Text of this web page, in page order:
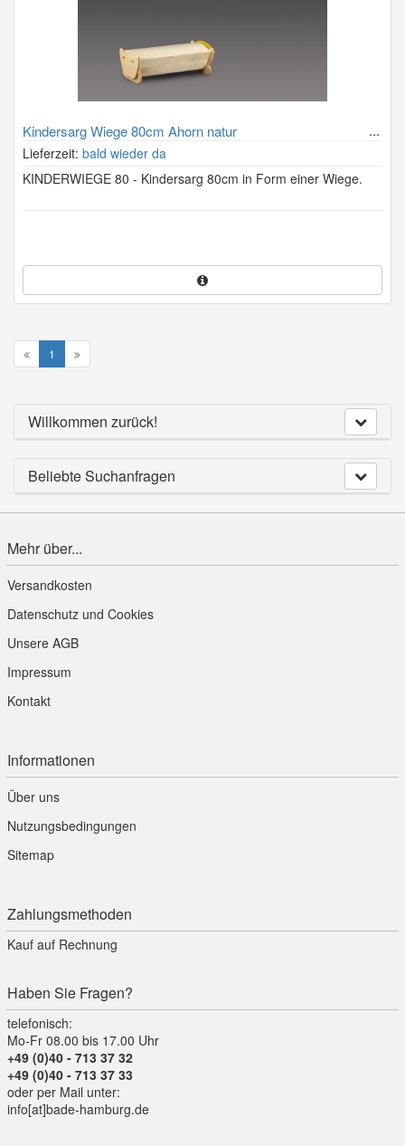
Kindersarg Wiege 80cm Ahorn natur
Lieferzeit: bald wieder da
KINDERWIEGE 80 - Kindersarg 80cm in Form einer Wiege.
1
Willkommen zurück!
Beliebte Suchanfragen
Mehr über...
Versandkosten
Datenschutz und Cookies
Unsere AGB
Impressum
Kontakt
Informationen
Über uns
Nutzungsbedingungen
Sitemap
Zahlungsmethoden
Kauf auf Rechnung
Haben Sie Fragen?
telefonisch:
Mo-Fr 08.00 bis 17.00 Uhr
+49 (0)40 - 713 37 32
+49 (0)40 - 713 37 33
oder per Mail unter:
info[at]bade-hamburg.de